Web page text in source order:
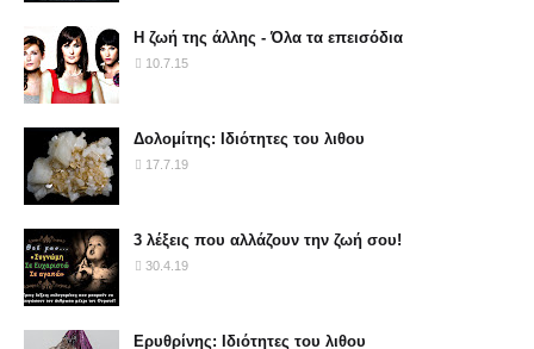
Η ζωή της άλλης - Όλα τα επεισόδια
10.7.15
Δολομίτης: Ιδιότητες του λιθου
17.7.19
3 λέξεις που αλλάζουν την ζωή σου!
30.4.19
Ερυθρίνης: Ιδιότητες του λιθου